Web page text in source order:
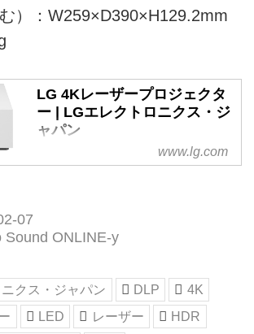
）：W259×D390×H129.2mm
LG 4Kレーザープロジェクタ
ー | LGエレクトロニクス・ジ
ャパン
LGエレクトロニクス・ジャパン
が特徴のLGの生活家電。家をま
るごと一新するような、革新的な
ードしています。
www.lg.com
07
Sound ONLINE-y
クス・ジャパン DLP
4K
LED レーザー
HDR